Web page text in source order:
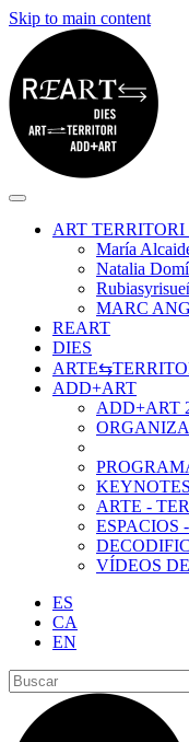
Skip to main content
ART TERRITORI
María
Natalia
MARC
REART
DIES
ADD+ART
ADD+ART
KEYNOTES
ARTE -
ESPACIOS
VÍDEOS
ES
CA
EN